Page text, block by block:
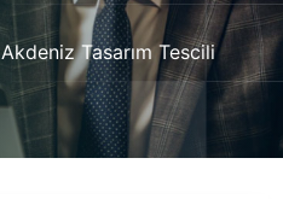
Akdeniz Tasarım Tescili